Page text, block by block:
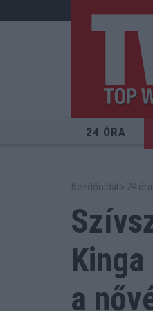
24 ÓRA
Kezdőoldal » 24 óra
a